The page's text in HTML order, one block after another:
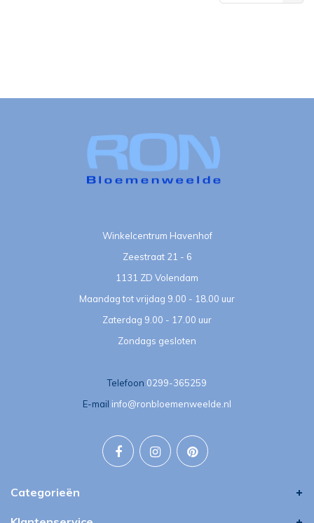
Winkelcentrum Havenhof
Zeestraat 21 - 6
1131 ZD Volendam
Maandag tot vrijdag 9.00 - 18.00 uur
Zaterdag 9.00 - 17.00 uur
Zondags gesloten
Telefoon 0299-365259
E-mail info@ronbloemenweelde.nl
Categorieën